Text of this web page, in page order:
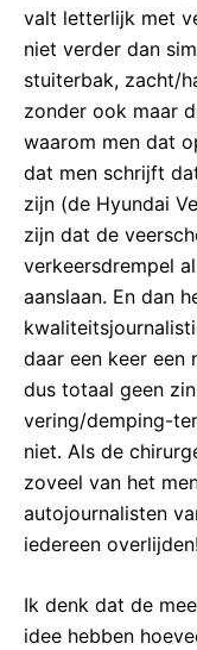
valt letterlijk met
niet verder dan
stuiterbak, zacht/
zonder ook maar
waarom men dat
dat men schrijft
zijn (de Hyundai
zijn dat de
verkeersdrempel
aanslaan. En dan
daar een keer een
dus totaal geen
vering/demping-
niet. Als de
zoveel van het
autojournalisten
iedereen overlijden!
Ik denk dat de
idee hebben